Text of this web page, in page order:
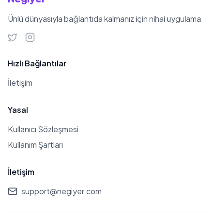
rekorlarının sahibidir. 2020 yılında
Budapeşte'de düzenlenen
Uluslararası Yüzme Ligi'nde 25.74'lük
rekorunu kırmış ve erkekler 50 metre
Türkiye Şehit Kamil Arena Kulüpler
Arası Kısa Kulvar Genç ve Açık Yaş
kurbağalama finalinde elde ettiği
24.95’lik derecesiyle dünya rekoru
Ünlü dünyasıyla bağlantıda kalmanız için nihai uygulama
Hızlı Bağlantılar
İletişim
Yasal
Kullanıcı Sözleşmesi
Kullanım Şartları
İletişim
support@negiyer.com